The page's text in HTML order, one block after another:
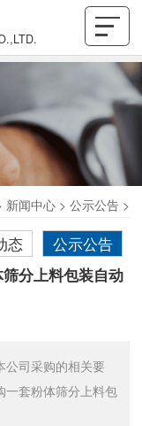
新闻中心 > 公示公告 >
态
公示公告
分上料包装自动
公司采购的相关要
一套粉体筛分上料包